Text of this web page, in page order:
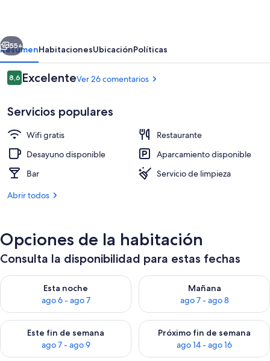
Restaurante
Siguiente
55+
ResumenHabitacionesUbicaciónPolíticas
Comentarios
8,68,6 de 10
ExcelenteVer 26 comentarios
Servicios populares
Wifi gratis
Restaurante
Desayuno disponible
Aparcamiento disponible
Bar
Servicio de limpieza
Abrir todos
Opciones de la habitación
Consulta la disponibilidad para estas fechas
Esta noche
ago 6 - ago 7
Consulta la disponibilidad para esta noche, ago 6 - ago 7
Mañana
ago 7 - ago 8
Consulta la disponibilidad
Este fin de semana
ago 7 - ago 9
Consulta la disponibilidad para este fin de semana, ago 7 -
Próximo fin de semana
ago 14 - ago 16
Consulta la disponibilidad